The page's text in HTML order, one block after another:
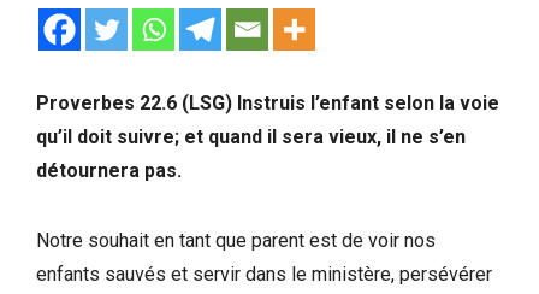
Proverbes 22.6 (LSG) Instruis l’enfant selon la voie
qu’il doit suivre; et quand il sera vieux, il ne s’en
détournera pas.
Notre souhait en tant que parent est de voir nos
enfants sauvés et servir dans le ministère, persévérer